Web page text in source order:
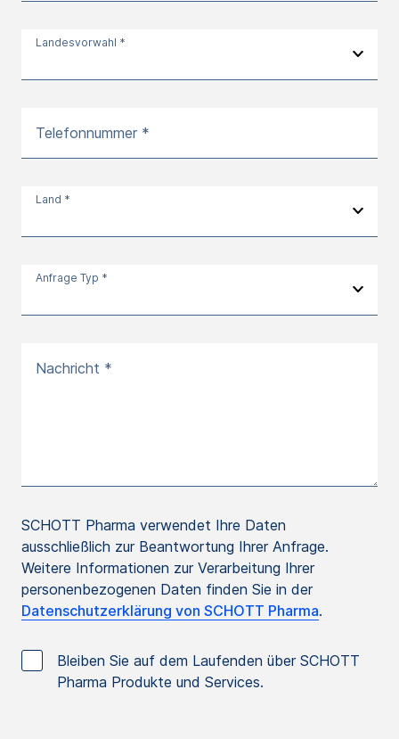
Landesvorwahl *
Telefonnummer *
Land *
Anfrage Typ *
Nachricht *
SCHOTT Pharma verwendet Ihre Daten
ausschließlich zur Beantwortung Ihrer Anfrage.
Weitere Informationen zur Verarbeitung Ihrer
personenbezogenen Daten finden Sie in der
Datenschutzerklärung von SCHOTT Pharma.
Bleiben Sie auf dem Laufenden über SCHOTT
Pharma Produkte und Services.